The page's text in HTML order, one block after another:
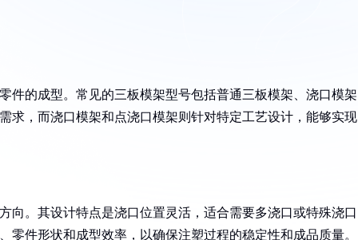
件的成型。常见的三板模架型号包括普通三板模架、浇口模架
求，而浇口模架和点浇口模架则针对特定工艺设计，能够实现
向。其设计特点是浇口位置灵活，适合需要多浇口或特殊浇口
件形状和成型效率，以确保注塑过程的稳定性和成品质量。